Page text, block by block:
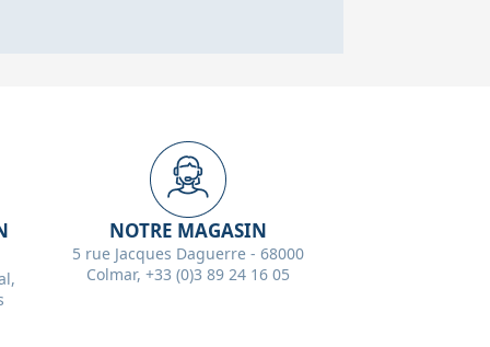
NOTRE MAGASIN
5 rue Jacques Daguerre - 68000
Colmar, +33 (0)3 89 24 16 05